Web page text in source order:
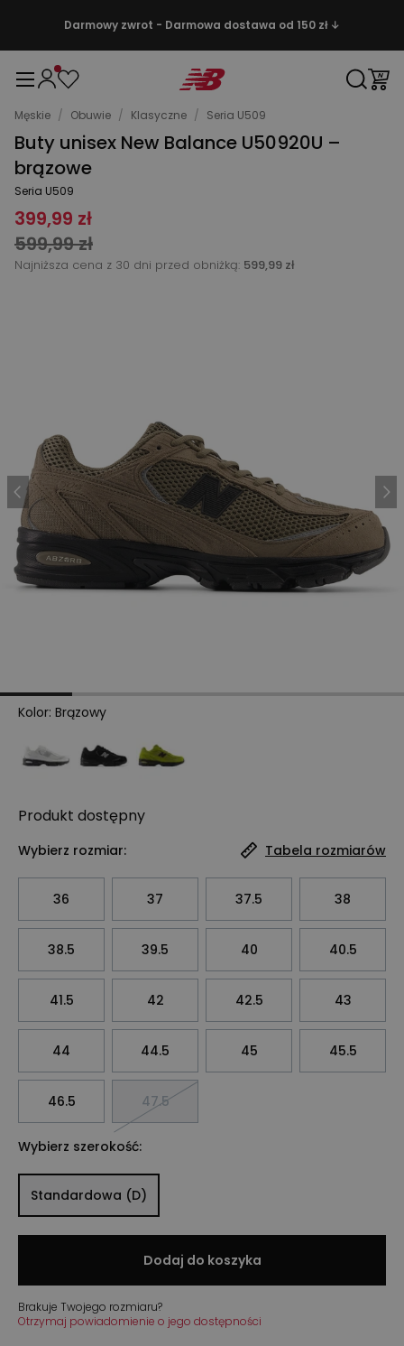
Darmowy zwrot - Darmowa dostawa od 150 zł ↓
Męskie / Obuwie / Klasyczne / Seria U509
Buty unisex New Balance U50920U –
brązowe
Seria U509
399,99 zł
599,99 zł
Najniższa cena z 30 dni przed obniżką: 599,99 zł
Kolor: Brązowy
Produkt dostępny
Wybierz rozmiar: Tabela rozmiarów
36 37 37.5 38
38.5 39.5 40 40.5
41.5 42 42.5 43
44 44.5 45 45.5
46.5 47.5
Wybierz szerokość:
Standardowa (D)
Dodaj do koszyka
Brakuje Twojego rozmiaru?
Otrzymaj powiadomienie o jego dostępności